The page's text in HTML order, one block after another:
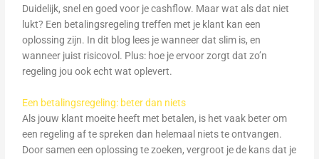
Duidelijk, snel en goed voor je cashflow. Maar wat als dat niet
lukt? Een betalingsregeling treffen met je klant kan een
oplossing zijn. In dit blog lees je wanneer dat slim is, en
wanneer juist risicovol. Plus: hoe je ervoor zorgt dat zo’n
regeling jou ook echt wat oplevert.
Een betalingsregeling: beter dan niets
Als jouw klant moeite heeft met betalen, is het vaak beter om
een regeling af te spreken dan helemaal niets te ontvangen.
Door samen een oplossing te zoeken, vergroot je de kans dat je